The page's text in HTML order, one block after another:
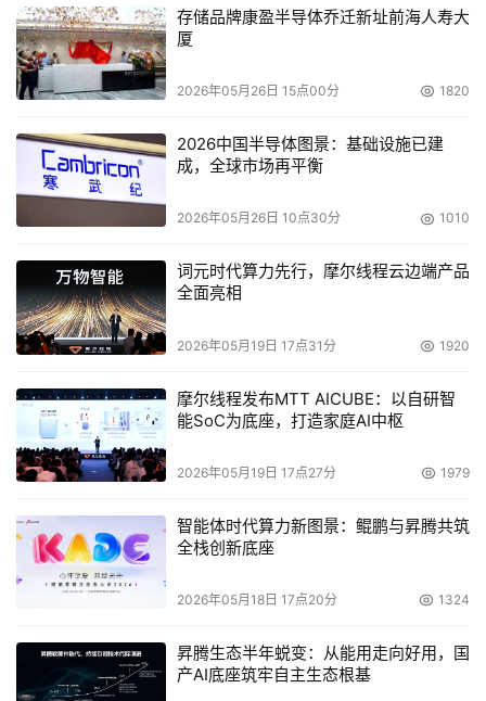
机不断提升刻录效能创造了条件，其流畅的数据传输更进一
步提升了刻录的品质。不论在什么场合，无论在什么时间，
你只需将2410MR和你的笔记本电脑相连，就可以像在办公
室里一样，轻松地处理资料，方便地读取数据，难怪
2410MR拥有“刻录小精灵”的美名，因为它让你从移动中体
会到最真实的乐趣。
预计国内CD-RW市场在今年将继续保持高速增长的态
显。这一方面源自广大笔记本用户和移动办公用户日益增长
的数据存储需求，另一方面也受到整个CD-RW产业发展日
趋成熟的影响。另据了解，继此番外置机全线调价以后，4
线。而未来明基BenQ与飞利浦合资子公司正式开始运营
后，两大光存储巨头强强联手，势必会面向广大用户推出更
多更好的光存储产品。
本文来源于DOIT传媒，文章内容仅供参考，不构成投资建议。
存储品牌康盈半导体乔迁新址前海人寿大
厦
2026年05月26日 15点00分 1820
2026中国半导体图景：基础设施已建
成，全球市场再平衡
2026年05月26日 10点30分 1010
词元时代算力先行，摩尔线程云边端产品
全面亮相
2026年05月19日 17点31分 1920
摩尔线程发布MTT AICUBE：以自研智
能SoC为底座，打造家庭AI中枢
2026年05月19日 17点27分 1979
智能体时代算力新图景：鲲鹏与昇腾共筑
全栈创新底座
2026年05月18日 17点20分 1324
昇腾生态半年蜕变：从能用走向好用，国
产AI底座筑牢自主生态根基